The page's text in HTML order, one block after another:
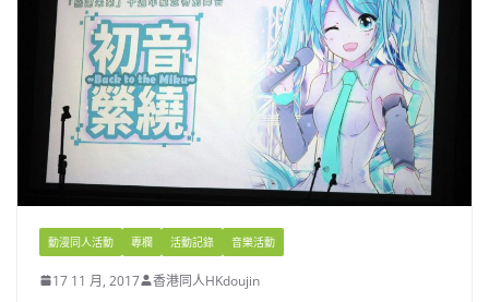
動漫同人活動 專欄 活動記錄 音樂活動
17 11 月, 2017 香港同人HKdoujin